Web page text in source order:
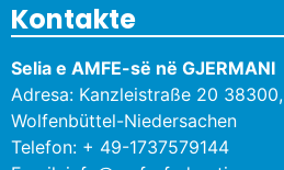
Kontakte
Selia e AMFE-së në GJERMANI
Adresa: Kanzleistraße 20 38300,
Wolfenbüttel-Niedersachen
Telefon: + 49-1737579144